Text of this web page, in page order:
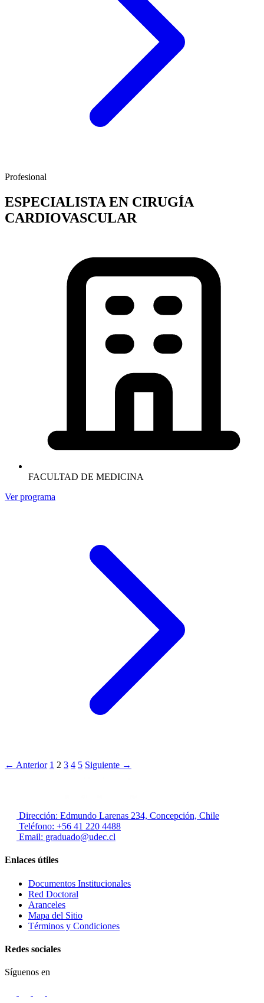
Profesional
ESPECIALISTA EN CIRUGÍA
CARDIOVASCULAR
FACULTAD DE MEDICINA
Ver programa
← Anterior 1 2 3 4 5 Siguiente →
Dirección: Edmundo Larenas 234, Concepción, Chile
Teléfono: +56 41 220 4488
Email: graduado@udec.cl
Enlaces útiles
Documentos Institucionales
Red Doctoral
Aranceles
Mapa del Sitio
Términos y Condiciones
Redes sociales
Síguenos en